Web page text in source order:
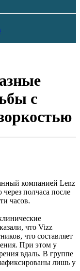
с
компанией Lenz
через полчаса после
часов.
что Vizz
что составляет
При этом у
вдаль. В группе
лишь у